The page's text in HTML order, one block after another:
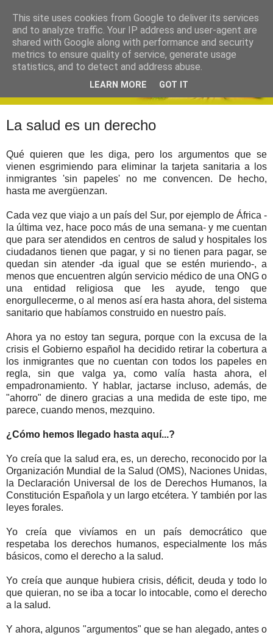
La salud es un derecho
Qué quieren que les diga, pero los argumentos que se
vienen esgrimiendo para eliminar la tarjeta sanitaria a los
inmigrantes 'sin papeles' no me convencen.
De hecho,
hasta me avergüenzan.
Cada vez que viajo a un país del Sur, por ejemplo de África -
la última vez, hace poco más de una semana- y me cuentan
que para ser atendidos en centros de salud y hospitales los
ciudadanos tienen que pagar, y si no tienen para pagar, se
quedan sin atender -da igual que se estén muriendo-, a
menos que encuentren algún servicio médico de una ONG o
una entidad religiosa que les ayude, tengo que
enorgullecerme, o al menos así era hasta ahora, del sistema
sanitario que habíamos construido en nuestro país.
Ahora ya no estoy tan segura, porque con la excusa de la
crisis el Gobierno español ha decidido retirar la cobertura a
los inmigrantes que no cuentan con todos los papeles en
regla, sin que valga ya, como valía hasta ahora, el
empadronamiento. Y hablar, jactarse incluso, además, de
"ahorro" de dinero gracias a una medida de este tipo, me
parece, cuando menos, mezquino.
¿Cómo hemos llegado hasta aquí...?
Yo creía que la salud era, es, un derecho, reconocido por la
Organización Mundial de la Salud (OMS), Naciones Unidas,
la Declaración Universal de los de Derechos Humanos, la
Constitución Española y un largo etcétera. Y también por las
leyes forales.
Yo creía que vivíamos en un país democrático que
respetaba los derechos humanos, especialmente los más
básicos, como el derecho a la salud.
Yo creía que aunque hubiera crisis, déficit, deuda y todo lo
que quieran, no se iba a tocar lo intocable, como el derecho
a la salud.
Y ahora, algunos "argumentos" que se han alegado, antes o
This site uses cookies from Google to deliver its services
and to analyze traffic. Your IP address and user-agent are
shared with Google along with performance and security
metrics to ensure quality of service, generate usage
statistics, and to detect and address abuse.
LEARN MORE GOT IT